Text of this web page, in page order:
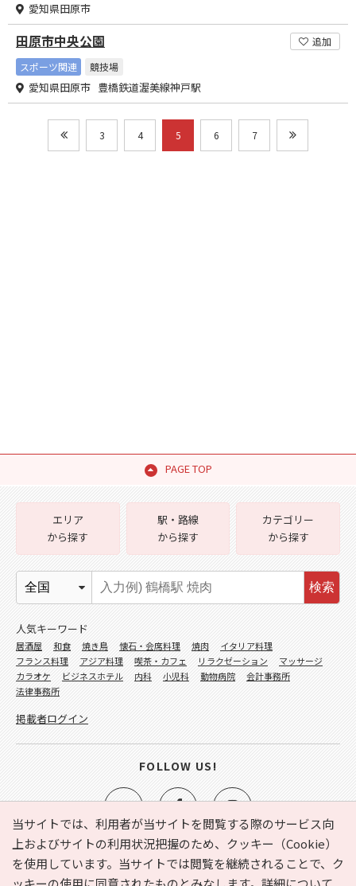
愛知県田原市
田原市中央公園
追加
スポーツ関連
競技場
愛知県田原市 豊橋鉄道渥美線神戸駅
3 4 5 6 7
PAGE TOP
当サイトでは、利用者が当サイトを閲覧する際のサービス向
上およびサイトの利用状況把握のため、クッキー（Cookie）
を使用しています。当サイトでは閲覧を継続されることで、ク
e-NAVITA（イーナビタ）とは？ お気に入り
ヘルプ
エリア
から探す
駅・路線
から探す
カテゴリー
から探す
検索
人気キーワード
居酒屋 和食 焼き鳥 懐石・会席料理 焼肉
イタリア料理
フランス料理
アジア料理 喫茶・カフェ リラクゼーション
マッサージ
カラオケ
ビジネスホテル 内科 小児科 動物病院
会計事務所
法律事務所
掲載者ログイン
FOLLOW US!